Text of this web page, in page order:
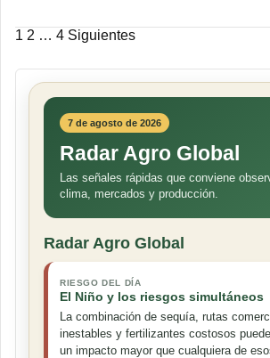
Paginación
de
entradas
1 2 … 4 Siguientes
7 de agosto de 2026
Radar Agro Global
Las señales rápidas que conviene
clima, mercados y producción.
Radar Agro Global
RIESGO DEL DÍA
El Niño y los riesgos simultáneos
La combinación de sequía, rutas
inestables y fertilizantes costosos
un impacto mayor que cualquiera de